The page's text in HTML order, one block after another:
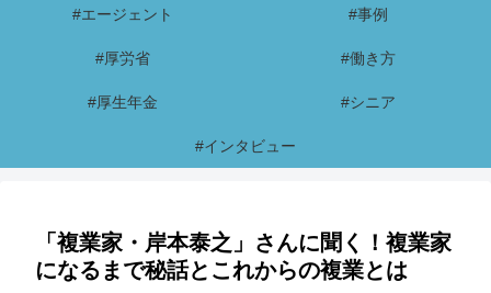
#エージェント #事例
#厚労省 #働き方
#厚生年金 #シニア
#インタビュー
「複業家・岸本泰之」さんに聞く！複業家
になるまで秘話とこれからの複業とは